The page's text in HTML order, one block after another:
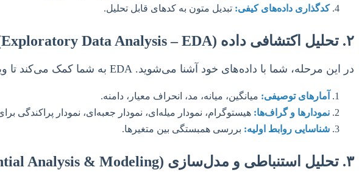
کدگذاری داده‌های کیفی: تبدیل متون به کدهای قابل تحلیل.
۲. تحلیل اکتشافی داده (Exploratory Data Analysis – EDA)
در این مرحله، شما با داده‌های خود آشنا می‌شوید. EDA به شما کمک می‌کند تا ویژگی‌های اصلی داده‌ها را کشف کرده و ارتباطات اولیه را شناسایی کنید.
آمارهای توصیفی: میانگین، میانه، مد، انحراف معیار، دامنه.
نمودارها و گراف‌ها: هیستوگرام، نمودار میله‌ای، نمودار جعبه‌ای، نمودار پراکندگی
شناسایی روابط اولیه: بررسی همبستگی بین متغیرها.
۳. تحلیل استنباطی و مدل‌سازی (Inferential Analysis & Modeling)